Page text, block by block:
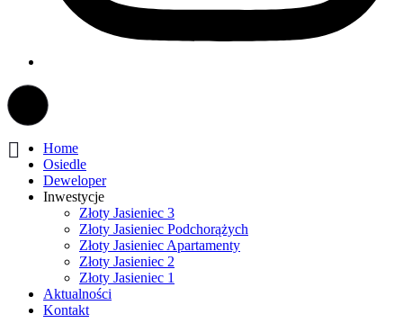
Home
Osiedle
Deweloper
Inwestycje
Złoty Jasieniec 3
Złoty Jasieniec Podchorążych
Złoty Jasieniec Apartamenty
Złoty Jasieniec 2
Złoty Jasieniec 1
Aktualności
Kontakt